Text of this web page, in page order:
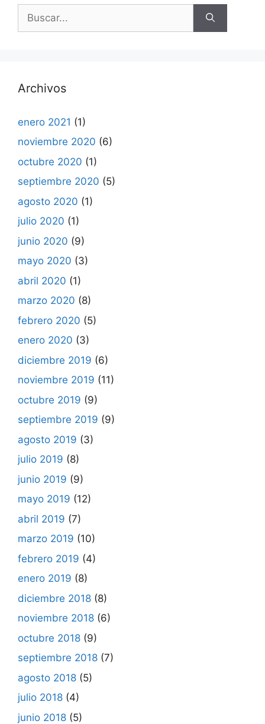
Archivos
enero 2021 (1)
noviembre 2020 (6)
octubre 2020 (1)
septiembre 2020 (5)
agosto 2020 (1)
julio 2020 (1)
junio 2020 (9)
mayo 2020 (3)
abril 2020 (1)
marzo 2020 (8)
febrero 2020 (5)
enero 2020 (3)
diciembre 2019 (6)
noviembre 2019 (11)
octubre 2019 (9)
septiembre 2019 (9)
agosto 2019 (3)
julio 2019 (8)
junio 2019 (9)
mayo 2019 (12)
abril 2019 (7)
marzo 2019 (10)
febrero 2019 (4)
enero 2019 (8)
diciembre 2018 (8)
noviembre 2018 (6)
octubre 2018 (9)
septiembre 2018 (7)
agosto 2018 (5)
julio 2018 (4)
junio 2018 (5)